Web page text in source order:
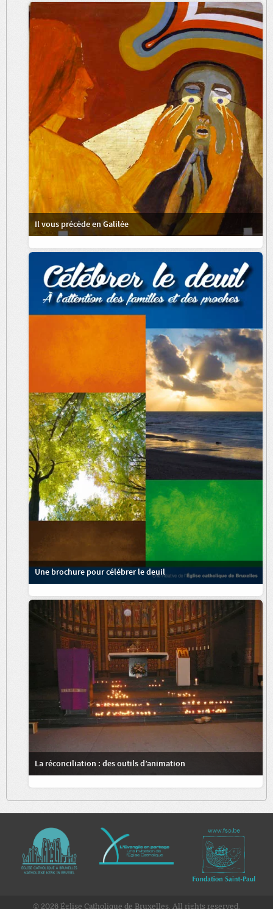
Il vous précède en Galilée
Une brochure pour célébrer le deuil
La réconciliation : des outils d’animation
© 2026 Église Catholique de Bruxelles. All rights reserved.